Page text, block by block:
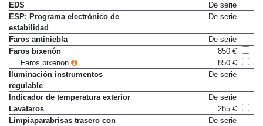
EDS
De serie
ESP: Programa electrónico de
estabilidad
De serie
Faros antiniebla
De serie
Faros bixenón
850 €
Faros bixenon
850 €
Iluminación instrumentos
regulable
De serie
Indicador de temperatura exterior
De serie
Lavafaros
285 €
Limpiaparabrisas trasero con
De serie